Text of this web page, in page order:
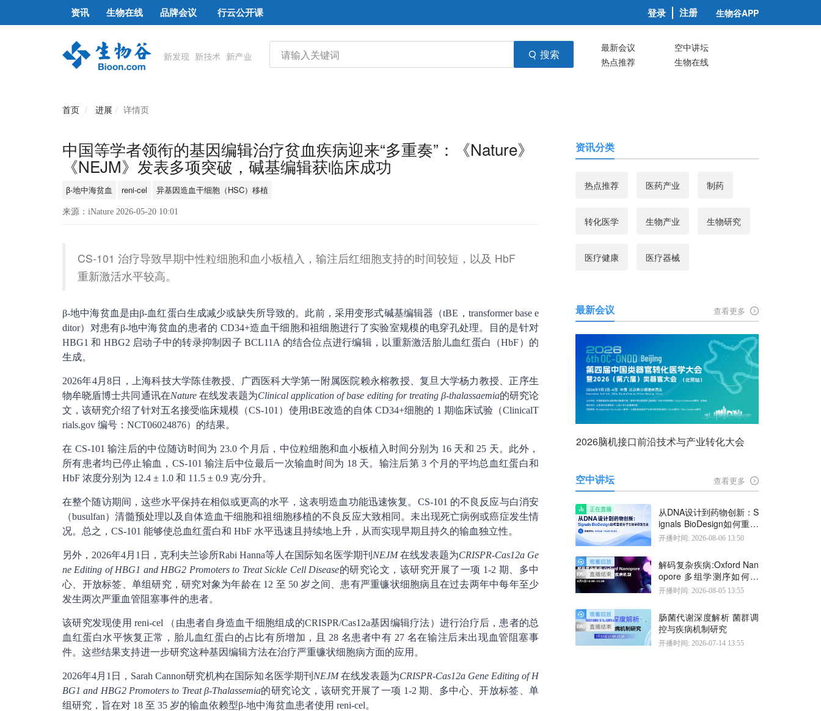
资讯 生物在线 品牌会议 行云公开课 登录 注册 生物谷APP
搜索 最新会议
空中讲坛
热点推荐
生物在线
首页 进展 详情页
中国等学者领衔的基因编辑治疗贫血疾病迎来“多重奏”：《Nature》
《NEJM》发表多项突破，碱基编辑获临床成功
β-地中海贫血 reni-cel 异基因造血干细胞（HSC）移植
来源：iNature 2026-05-20 10:01
CS-101 治疗导致早期中性粒细胞和血小板植入，输注后红细胞支持的时间较短，以及 HbF
重新激活水平较高。
β-地中海贫血是由β-血红蛋白生成减少或缺失所导致的。此前，采用变形式碱基编辑器（tBE，transformer base e
ditor）对患有β-地中海贫血的患者的 CD34+造血干细胞和祖细胞进行了实验室规模的电穿孔处理。目的是针对
HBG1 和 HBG2 启动子中的转录抑制因子 BCL11A 的结合位点进行编辑，以重新激活胎儿血红蛋白（HbF）的
生成。
2026年4月8日，上海科技大学陈佳教授、广西医科大学第一附属医院赖永榕教授、复旦大学杨力教授、正序生
物牟晓盾博士共同通讯在Nature在线发表题为Clinical application of base editing for treating β-thalassaemia的研究论
文，该研究介绍了针对五名接受临床规模（CS-101）使用tBE改造的自体 CD34+细胞的 1 期临床试验（ClinicalT
rials.gov 编号：NCT06024876）的结果。
在 CS-101 输注后的中位随访时间为 23.0 个月后，中位粒细胞和血小板植入时间分别为 16 天和 25 天。此外，
所有患者均已停止输血，CS-101 输注后中位最后一次输血时间为 18 天。输注后第 3 个月的平均总血红蛋白和
HbF 浓度分别为 12.4 ± 1.0 和 11.5 ± 0.9 克/分升。
在整个随访期间，这些水平保持在相似或更高的水平，这表明造血功能迅速恢复。CS-101 的不良反应与白消安
（busulfan）清髓预处理以及自体造血干细胞和祖细胞移植的不良反应大致相同。未出现死亡病例或癌症发生情
况。总之，CS-101 能够使总血红蛋白和 HbF 水平迅速且持续地上升，从而实现早期且持久的输血独立性。
另外，2026年4月1日，克利夫兰诊所Rabi Hanna等人在国际知名医学期刊 NEJM在线发表题为CRISPR-Cas12a Ge
ne Editing of HBG1 and HBG2 Promoters to Treat Sickle Cell Disease的研究论文，该研究开展了一项 1-2 期、多中
心、开放标签、单组研究，研究对象为年龄在 12 至 50 岁之间、患有严重镰状细胞病且在过去两年中每年至少
发生两次严重血管阻塞事件的患者。
该研究发现使用 reni-cel （由患者自身造血干细胞组成的CRISPR/Cas12a基因编辑疗法）进行治疗后，患者的总
血红蛋白水平恢复正常，胎儿血红蛋白的占比有所增加，且 28 名患者中有 27 名在输注后未出现血管阻塞事
件。这些结果支持进一步研究这种基因编辑方法在治疗严重镰状细胞病方面的应用。
2026年4月1日，Sarah Cannon研究机构在国际知名医学期刊 NEJM在线发表题为CRISPR-Cas12a Gene Editing of H
BG1 and HBG2 Promoters to Treat β-Thalassemia的研究论文，该研究开展了一项 1-2 期、多中心、开放标签、单
组研究，旨在对 18 至 35 岁的输血依赖型β-地中海贫血患者使用 reni-cel。
资讯分类
热点推荐 医药产业 制药
转化医学 生物产业 生物研究
医疗健康 医疗器械
最新会议 查看更多
2026脑机接口前沿技术与产业转化大会
空中讲坛 查看更多
从DNA设计到药物创新：S
ignals BioDesign如何重塑
分子生物学研发生态
开播时间: 2026-08-06 13:50
解码复杂疾病:Oxford Nan
opore 多组学测序如何揭
示疾病机制
开播时间: 2026-08-05 13:55
肠菌代谢深度解析 菌群调
控与疾病机制研究
开播时间: 2026-07-14 13:55